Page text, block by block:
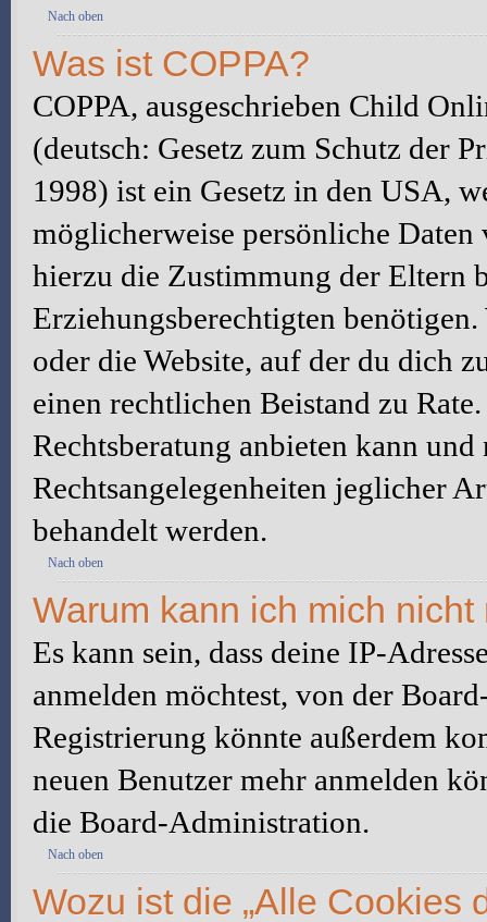
Nach oben
Was ist COPPA?
COPPA, ausgeschrieben Child
(deutsch: Gesetz zum Schutz der
1998) ist ein Gesetz in den USA,
möglicherweise persönliche
hierzu die Zustimmung der Eltern
Erziehungsberechtigten
oder die Website, auf der du dich
einen rechtlichen Beistand zu
Rechtsberatung anbieten kann
Rechtsangelegenheiten jeglicher
behandelt werden.
Nach oben
Warum kann ich mich nicht
Es kann sein, dass deine IP-
anmelden möchtest, von der
Registrierung könnte außerdem
neuen Benutzer mehr anmelden
die Board-Administration.
Nach oben
Wozu ist die „Alle Cookies